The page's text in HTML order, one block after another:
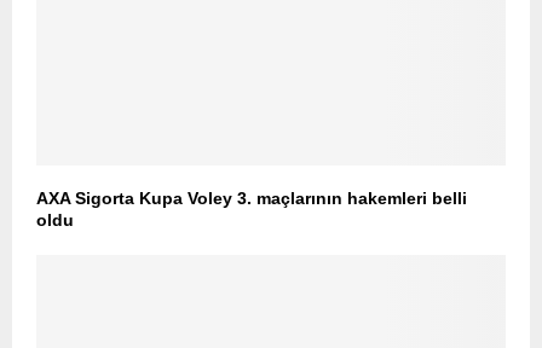
AXA Sigorta Kupa Voley 3. maçlarının hakemleri belli
oldu